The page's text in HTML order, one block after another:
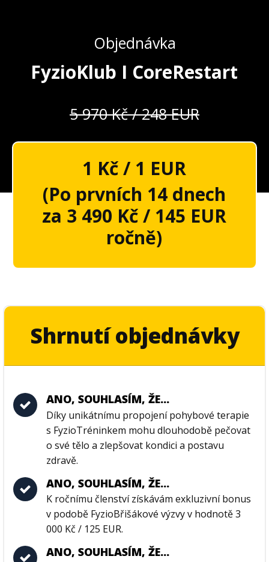
Objednávka
FyzioKlub I CoreRestart
5 970 Kč / 248 EUR
1 Kč / 1 EUR
(Po prvních 14 dnech
za 3 490 Kč / 145 EUR
ročně)
Shrnutí objednávky
ANO, SOUHLASÍM, ŽE...
Díky unikátnímu propojení pohybové terapie
s FyzioTréninkem mohu dlouhodobě pečovat
o své tělo a zlepšovat kondici a postavu
zdravě.
ANO, SOUHLASÍM, ŽE...
K ročnímu členství získávám exkluzivní bonus
v podobě FyzioBřišákové výzvy v hodnotě 3
000 Kč / 125 EUR.
ANO, SOUHLASÍM, ŽE...